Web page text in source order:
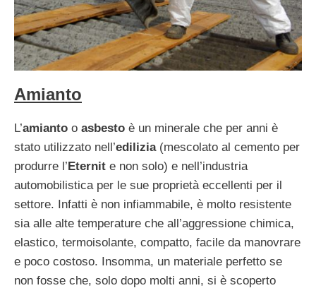
Amianto
L’amianto o asbesto è un minerale che per anni è
stato utilizzato nell’edilizia (mescolato al cemento per
produrre l’Eternit e non solo) e nell’industria
automobilistica per le sue proprietà eccellenti per il
settore. Infatti è non infiammabile, è molto resistente
sia alle alte temperature che all’aggressione chimica,
elastico, termoisolante, compatto, facile da manovrare
e poco costoso. Insomma, un materiale perfetto se
non fosse che, solo dopo molti anni, si è scoperto